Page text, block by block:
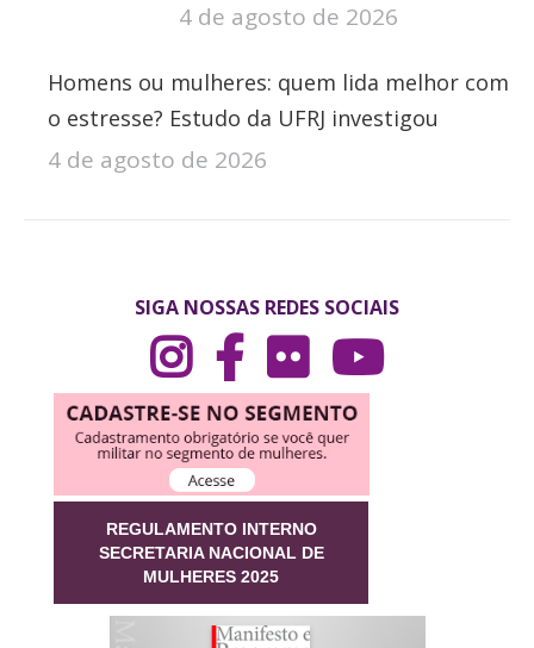
4 de agosto de 2026
Homens ou mulheres: quem lida melhor com
o estresse? Estudo da UFRJ investigou
4 de agosto de 2026
SIGA NOSSAS REDES SOCIAIS
REGULAMENTO INTERNO
SECRETARIA NACIONAL DE
MULHERES 2025